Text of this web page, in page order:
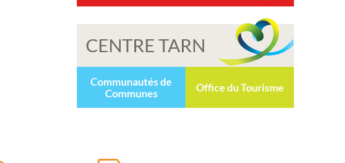
CENTRE TARN
Communautés de
Communes
Office du Tourisme